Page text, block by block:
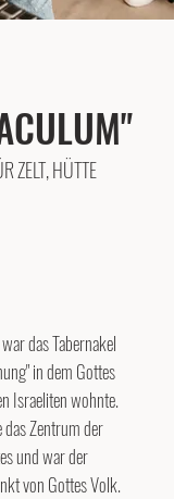
ZELT, HÜTTE
das Tabernakel
in dem Gottes
Israeliten wohnte.
das Zentrum der
und warder
von Gottes Volk.